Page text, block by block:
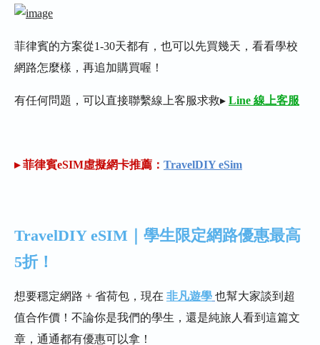
菲律賓的方案從1-30天都有，也可以先買幾天，看看學校
網路怎麼樣，再追加購買喔！
有任何問題，可以直接聯繫線上客服求救▸ Line 線上客服
▸ 菲律賓eSIM虛擬網卡推薦： TravelDIY eSim
TravelDIY eSIM｜學生限定網路優惠最高
5折！
想要穩定網路 + 省荷包，現在 非凡遊學 也幫大家談到超
值合作價！不論你是我們的學生，還是純旅人看到這篇文
章，通通都有優惠可以拿！